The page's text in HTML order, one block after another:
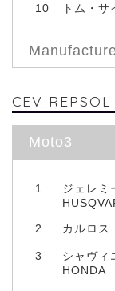
10 トム・
CEV
Moto3
1
ジェレミ
2 カルロス
3
シャヴィ
HONDA